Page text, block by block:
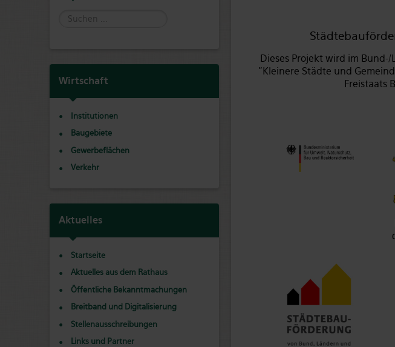
Dieses Projekt wird im
"Kleinere Städte und
Freistaats
Suche
Wirtschaft
Institutionen
Baugebiete
Gewerbeflächen
Verkehr
Aktuelles
Startseite
Aktuelles aus dem Rathaus
Öffentliche Bekanntmachungen
Breitband und Digitalisierung
Stellenausschreibungen
Links und Partner